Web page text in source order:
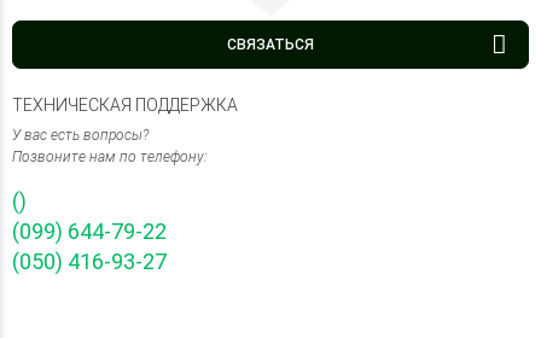
СВЯЗАТЬСЯ
ТЕХНИЧЕСКАЯ ПОДДЕРЖКА
У вас есть вопросы?
Позвоните нам по телефону:
()
(099) 644-79-22
(050) 416-93-27